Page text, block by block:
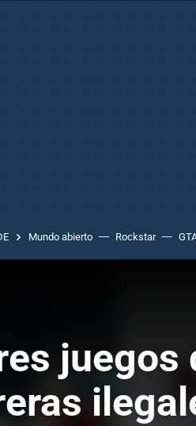
Mundo abierto Rockstar
juegos